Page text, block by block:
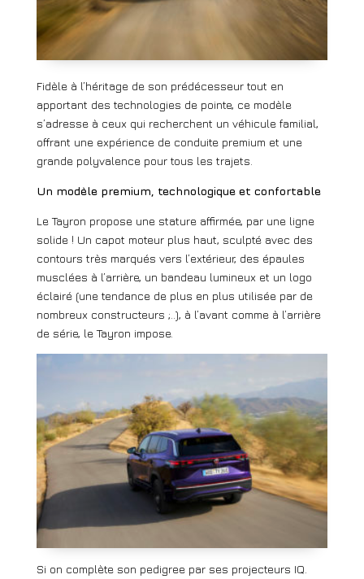
Fidèle à l’héritage de son prédécesseur tout en
apportant des technologies de pointe, ce modèle
s’adresse à ceux qui recherchent un véhicule familial,
offrant une expérience de conduite premium et une
grande polyvalence pour tous les trajets.
Un modèle premium, technologique et confortable
Le Tayron propose une stature affirmée, par une ligne
solide ! Un capot moteur plus haut, sculpté avec des
contours très marqués vers l’extérieur, des épaules
musclées à l’arrière, un bandeau lumineux et un logo
éclairé (une tendance de plus en plus utilisée par de
nombreux constructeurs ;..), à l’avant comme à l’arrière
de série, le Tayron impose.
Si on complète son pedigree par ses projecteurs IQ.